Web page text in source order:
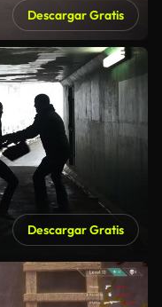
Descargar Gratis
Descargar Gratis